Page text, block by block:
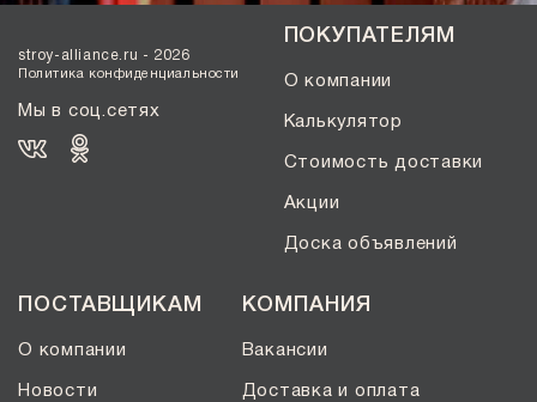
stroy-alliance.ru - 2026
Политика конфиденциальности
Мы в соц.сетях
ПОКУПАТЕЛЯМ
О компании
Калькулятор
Стоимость доставки
Акции
Доска объявлений
ПОСТАВЩИКАМ
О компании
Новости
КОМПАНИЯ
Вакансии
Доставка и оплата